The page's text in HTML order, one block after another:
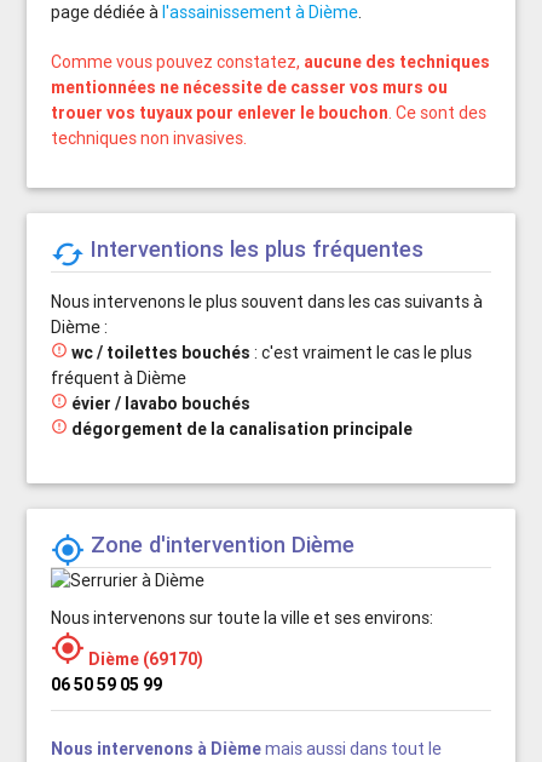
page dédiée àl'assainissement à Dième.
Comme vous pouvez constatez, aucune des techniques
mentionnées ne nécessite de casser vos murs ou
trouer vos tuyaux pour enlever le bouchon. Ce sont des
techniques non invasives.
 Interventions les plus fréquentes
Nous intervenons le plus souvent dans les cas suivants à
Dième :
 wc / toilettes bouchés : c'est vraiment le cas le plus
fréquent à Dième
 évier / lavabo bouchés
 dégorgement de la canalisation principale
 Zone d'intervention Dième
Nous intervenons sur toute la ville et ses environs:
 Dième (69170)
06 50 59 05 99
Nous intervenons à Dièmemais aussi dans tout le